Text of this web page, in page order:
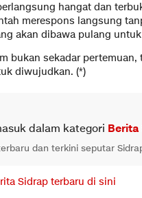
hangat dan
merespons langsung
akan dibawa pulang
bukan sekadar
diwujudkan. (*)
dalam kategori Berita
dan terkini seputar
Sidrap terbaru di sini